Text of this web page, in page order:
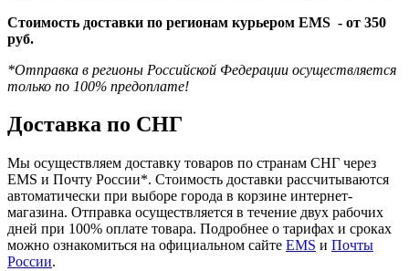
Стоимость доставки по регионам курьером EMS - от 350
руб.
*Отправка в регионы Российской Федерации осуществляется
только по 100% предоплате!
Доставка по СНГ
Мы осуществляем доставку товаров по странам СНГ через
EMS и Почту России*. Стоимость доставки рассчитываются
автоматически при выборе города в корзине интернет-
магазина. Отправка осуществляется в течение двух рабочих
дней при 100% оплате товара. Подробнее о тарифах и сроках
можно ознакомиться на официальном сайте EMS и Почты
России.